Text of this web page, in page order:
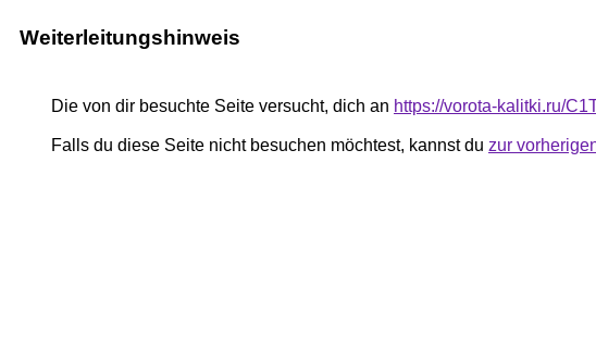
Weiterleitungshinweis
Die von dir besuchte Seite versucht, dich an https://vorota-kalitki.ru/
Falls du diese Seite nicht besuchen möchtest, kannst du zur